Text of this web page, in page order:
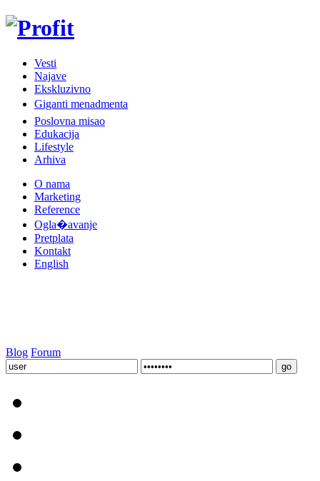
Vesti
Najave
Ekskluzivno
Giganti menadmenta
Poslovna misao
Edukacija
Lifestyle
Arhiva
O nama
Marketing
Reference
Ogla�avanje
Pretplata
Kontakt
English
Blog Forum